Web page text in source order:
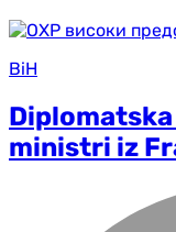
BiH
ministri iz